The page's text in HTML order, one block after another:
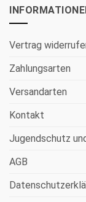
Vertrag
Zahlungsarten
Versandarten
Kontakt
Jugendschutz
AGB